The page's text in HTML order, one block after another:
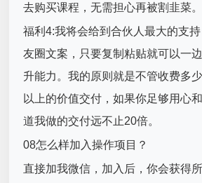
去购买课程，无需担心再被割韭菜。
福利4:我将会给到合伙人最大的支
友圈文案，只要复制粘贴就可以一
升能力。我的原则就是不管收费多
以上的价值交付，如果你足够用心
道我做的交付远不止20倍。
08怎么样加入操作项目？
直接加我微信，加入后，你会获得